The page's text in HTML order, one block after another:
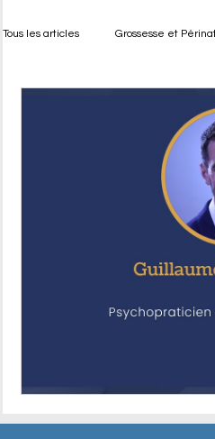
Tous les articles Grossesse et
Bien-être Développement de